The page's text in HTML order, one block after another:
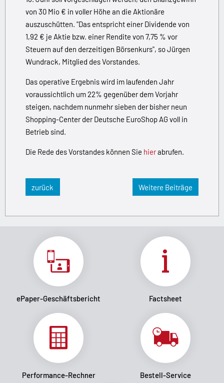
von 30 Mio € in voller Höhe an die Aktionäre
auszuschütten. "Das entspricht einer Dividende von
1,92 € je Aktie bzw. einer Rendite von 7,75 % vor
Steuern auf den derzeitigen Börsenkurs", so Jürgen
Wundrack, Mitglied des Vorstandes.
Das operative Ergebnis wird im laufenden Jahr
voraussichtlich um 22% gegenüber dem Vorjahr
steigen, nachdem nunmehr sieben der bisher neun
Shopping-Center der Deutsche EuroShop AG voll in
Betrieb sind.
Die Rede des Vorstandes können Sie hierabrufen.
zurück Weitere Beiträge
ePaper-Geschäftsbericht Factsheet
Performance-Rechner Bestell-Service